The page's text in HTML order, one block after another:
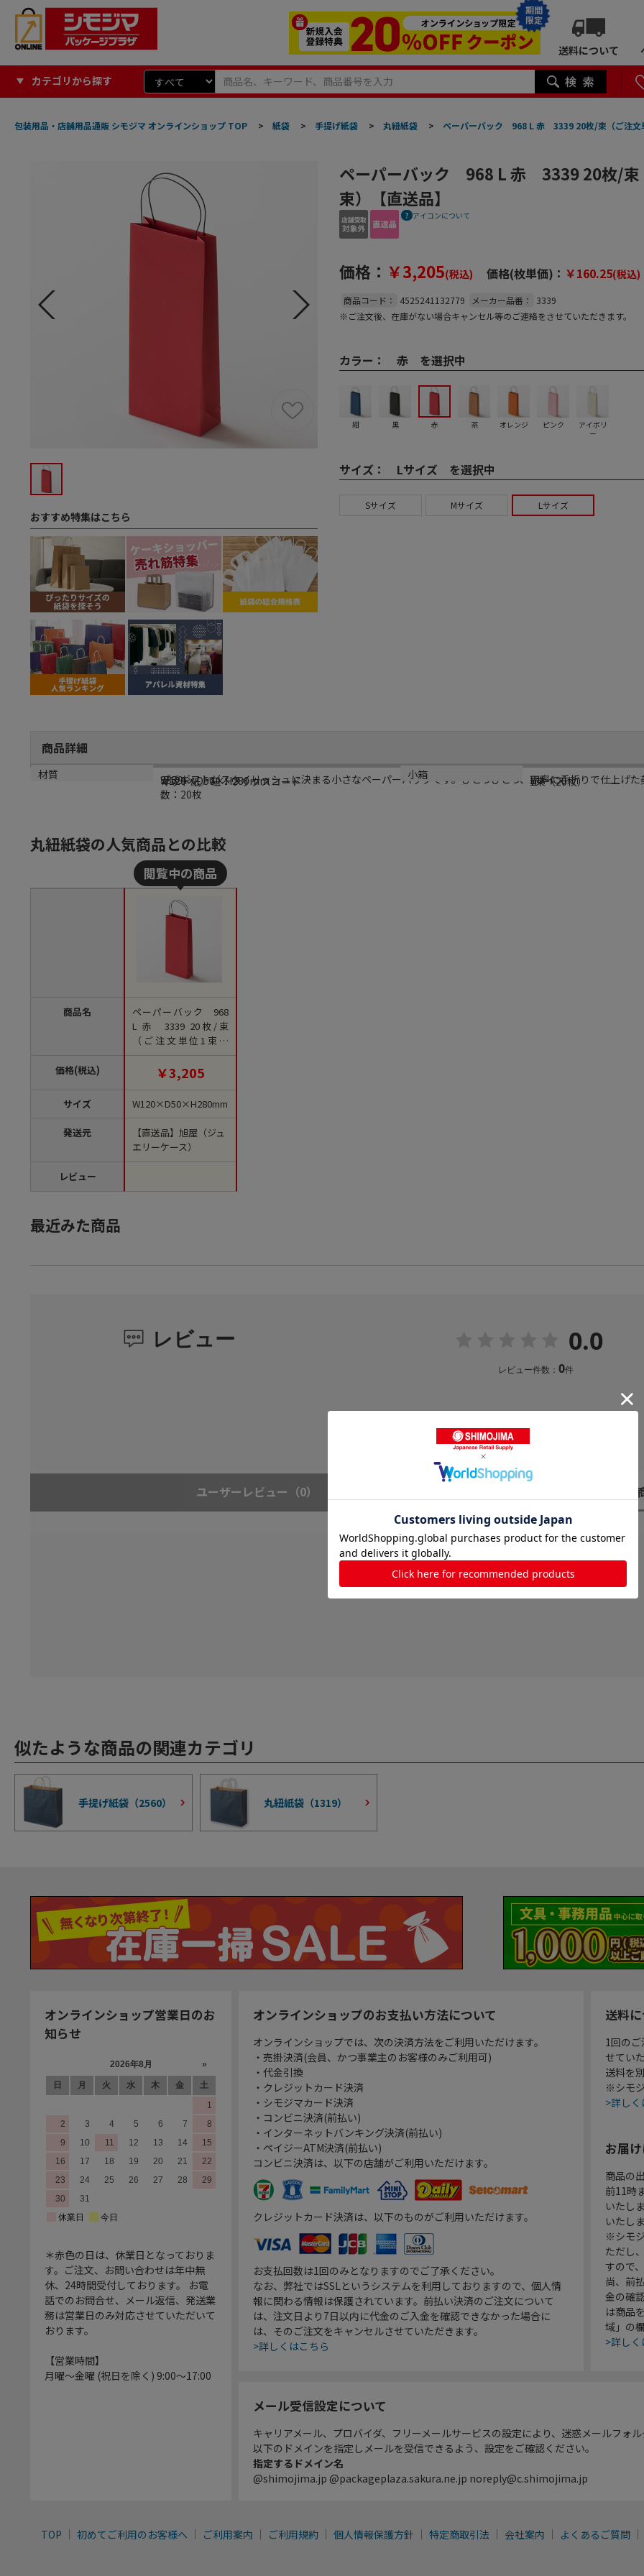
期間
限定
送料について
カテゴリから探す
包装用品・店舗用品通販 シモジマ オンラインショップ TOP > 紙袋 > 手提げ紙袋 > 丸紐紙袋 > ペーパーバック 968 L 赤 3339 20枚/束（ご注文
おすすめ特集はこちら
ペーパーバック 968 L 赤 3339 20枚/束
束）【直送品】
アイコンについて
価格： ￥3,205(税込) 価格(枚単価)： ￥160.25(税込)
商品コード： 4525241132779 メーカー品番：
3339
※ご注文後、在庫がない場合キャンセル等のご連絡をさせていただきます。
カラー： 赤 を選択中
紺 黒 赤 茶 オレンジ ピンク
アイボリ
ー
サイズ： Lサイズ を選択中
Sサイズ Mサイズ Lサイズ
商品詳細
商品説明
プチギフトがスタイリッシュに決まる小さなペーパーバックです。ひとつひとつ、丁寧に手折りで仕上げ
数：20枚
メーカー品番
3339
規格
Lサイズ
サイズ
W120×D50×H280mm
カラー
赤
材質
マット紙／紐：ワックスコード
小箱
1束（20枚）
丸紐紙袋の人気商品との比較
商品名
価格(税込)
サイズ
発送元
レビュー
ペーパーバック 968
L 赤 3339 20枚/束
（ご注文単位1束）
【直送品】
￥3,205
W120×D50×H280mm
【直送品】旭屋（ジュ
エリーケース）
最近みた商品
レビュー 0.0
レビュー件数： 0件
ユーザーレビュー （0）
レビューはありません。
似たような商品の関連カテゴリ
手提げ紙袋（2560） 丸紐紙袋（1319）
オンラインショップ営業日のお
知らせ
＊赤色の日は、休業日となっておりま
す。ご注文、お問い合わせは年中無
休、24時間受付しております。 お電
話でのお問合せ、メール返信、発送業
務は営業日のみ対応させていただいて
おります。
【営業時間】
月曜～金曜 (祝日を除く) 9:00～17:00
オンラインショップのお支払い方法について
オンラインショップでは、次の決済方法をご利用いただけます。
・売掛決済(会員、かつ事業主のお客様のみご利用可)
・代金引換
・クレジットカード決済
・シモジマカード決済
・コンビニ決済(前払い)
・インターネットバンキング決済(前払い)
・ペイジーATM決済(前払い)
コンビニ決済は、以下の店舗がご利用いただけます。
クレジットカード決済は、以下のものがご利用いただけます。
お支払回数は1回のみとなりますのでご了承ください。
なお、弊社ではSSLというシステムを利用しておりますので、個人情
報に関わる情報は保護されています。前払い決済のご注文について
は、注文日より7日以内に代金のご入金を確認できなかった場合に
は、そのご注文をキャンセルさせていただきます。
>詳しくはこちら
送料
1回の
せてい
送料を
※シモ
>詳しく
お届
商品の
前11時
いたし
いたしま
※シモ
ただし
すので
尚、前
金の確
は商品
域」の
>詳しく
メール受信設定について
キャリアメール、プロバイダ、フリーメールサービスの設定により、迷惑メールフォ
以下のドメインを指定しメールを受信できるよう、設定をご確認ください。
指定するドメイン名
@shimojima.jp @packageplaza.sakura.ne.jp noreply@c.shimojima.jp
TOP 初めてご利用のお客様へ ご利用案内 ご利用規約 個人情報保護方針 特定商取引法 会社案内 よくあるご質問